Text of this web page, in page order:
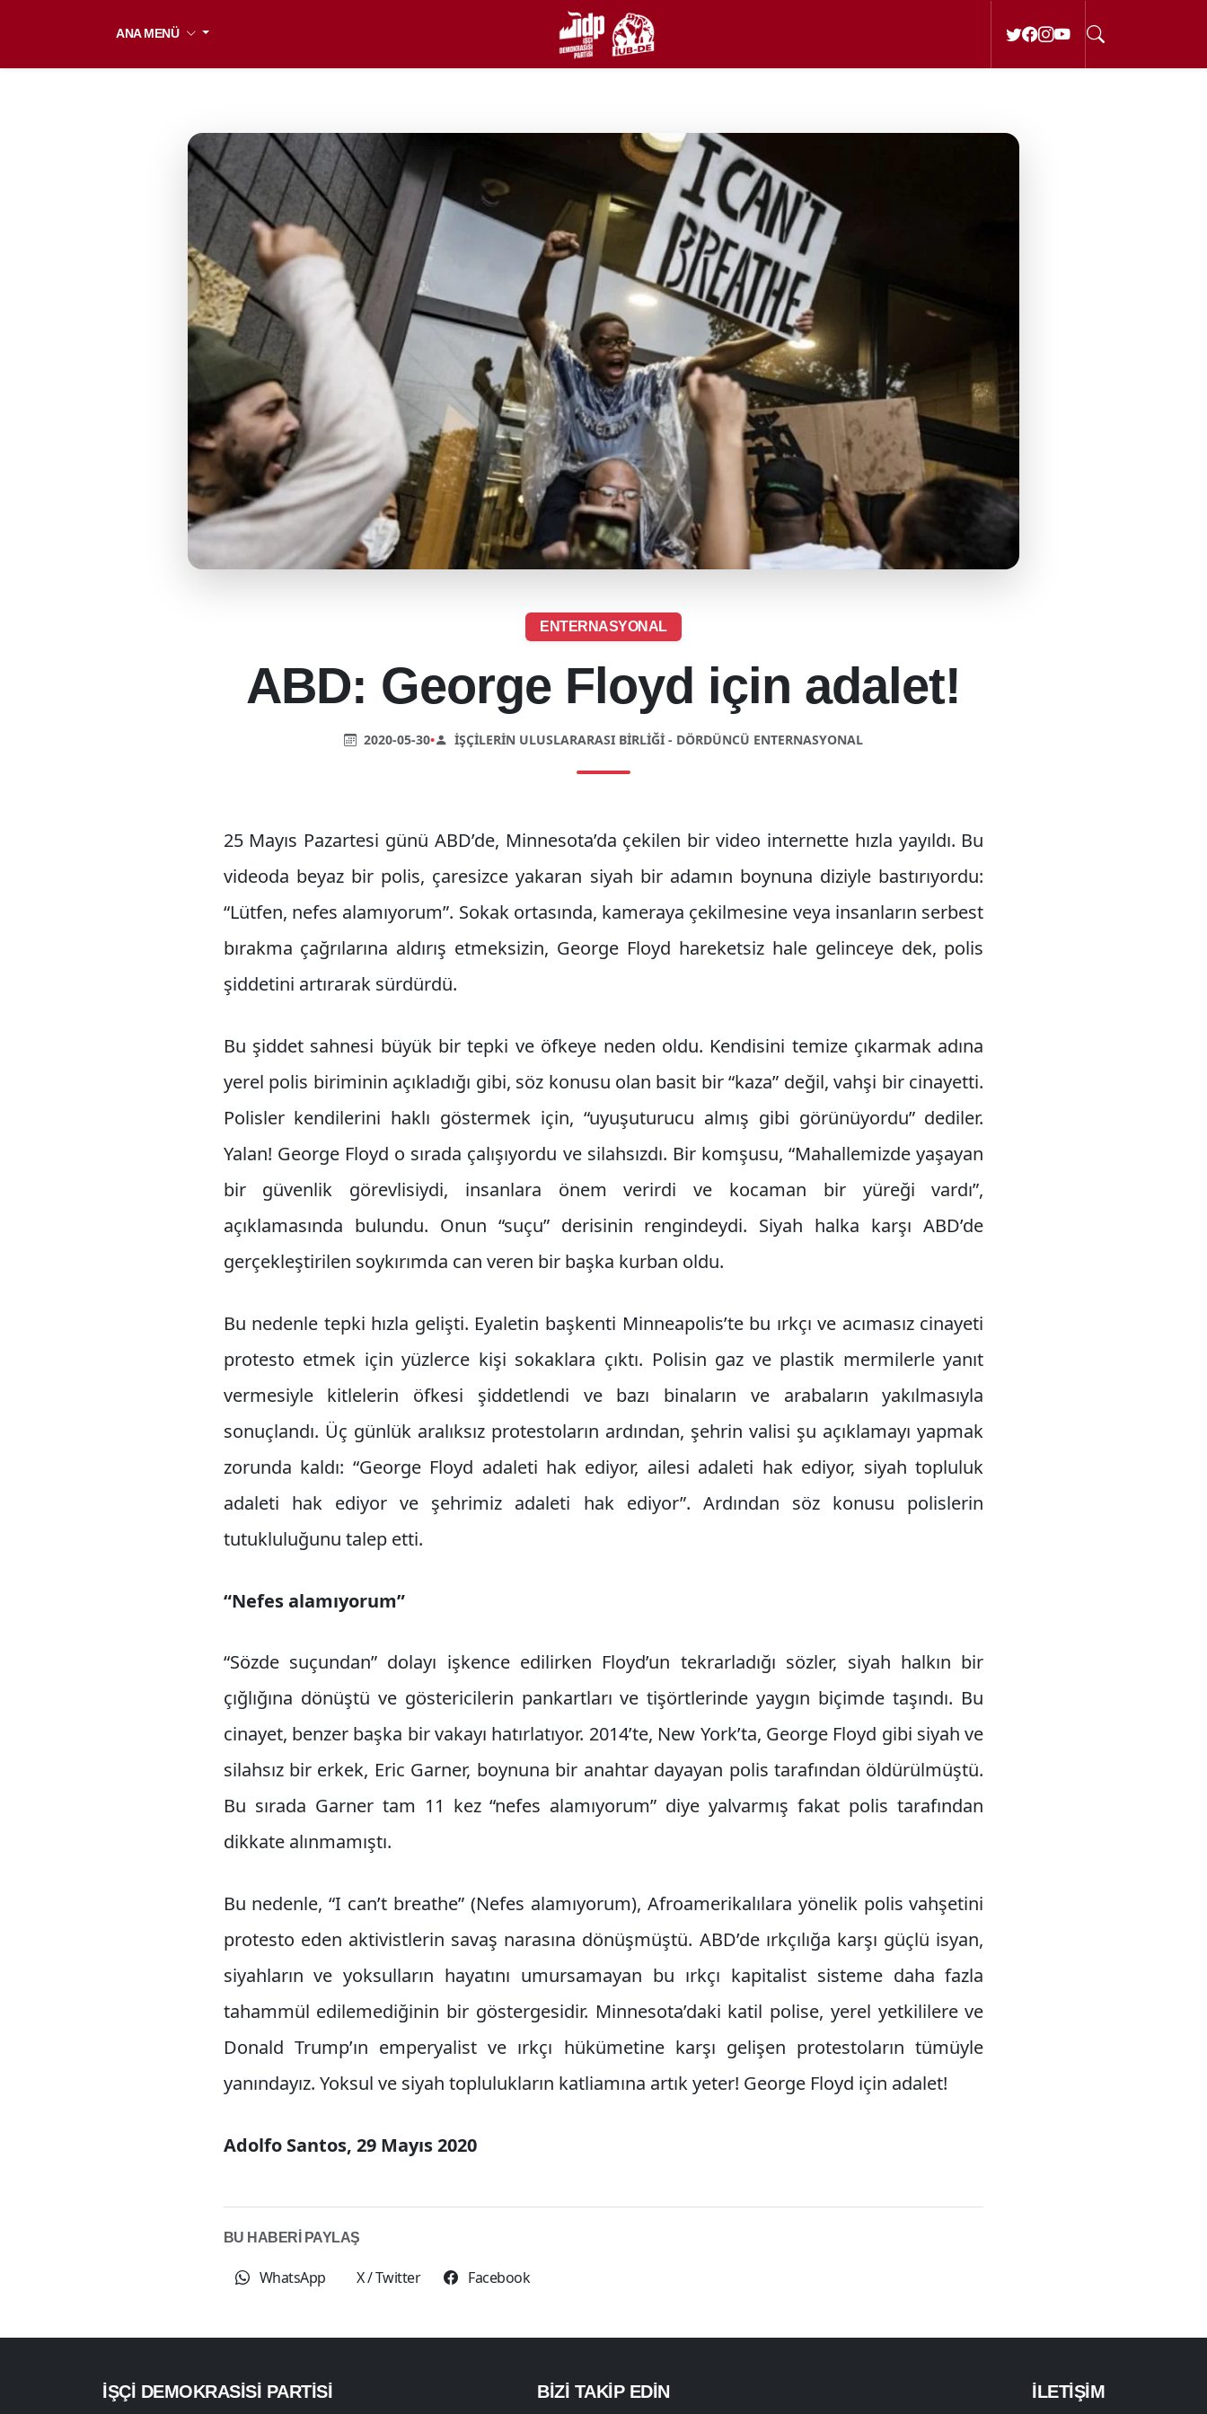
ANA MENÜ
ENTERNASYONAL
ABD: George Floyd için adalet!
2020-05-30• İŞÇILERIN ULUSLARARASI BIRLIĞI - DÖRDÜNCÜ ENTERNASYONAL
25 Mayıs Pazartesi günü ABD’de, Minnesota’da çekilen bir video internette hızla yayıldı. Bu
videoda beyaz bir polis, çaresizce yakaran siyah bir adamın boynuna diziyle bastırıyordu:
“Lütfen, nefes alamıyorum”. Sokak ortasında, kameraya çekilmesine veya insanların serbest
bırakma çağrılarına aldırış etmeksizin, George Floyd hareketsiz hale gelinceye dek, polis
şiddetini artırarak sürdürdü.
Bu şiddet sahnesi büyük bir tepki ve öfkeye neden oldu. Kendisini temize çıkarmak adına
yerel polis biriminin açıkladığı gibi, söz konusu olan basit bir “kaza” değil, vahşi bir cinayetti.
Polisler kendilerini haklı göstermek için, “uyuşuturucu almış gibi görünüyordu” dediler.
Yalan! George Floyd o sırada çalışıyordu ve silahsızdı. Bir komşusu, “Mahallemizde yaşayan
bir güvenlik görevlisiydi, insanlara önem verirdi ve kocaman bir yüreği vardı”,
açıklamasında bulundu. Onun “suçu” derisinin rengindeydi. Siyah halka karşı ABD’de
gerçekleştirilen soykırımda can veren bir başka kurban oldu.
Bu nedenle tepki hızla gelişti. Eyaletin başkenti Minneapolis’te bu ırkçı ve acımasız cinayeti
protesto etmek için yüzlerce kişi sokaklara çıktı. Polisin gaz ve plastik mermilerle yanıt
vermesiyle kitlelerin öfkesi şiddetlendi ve bazı binaların ve arabaların yakılmasıyla
sonuçlandı. Üç günlük aralıksız protestoların ardından, şehrin valisi şu açıklamayı yapmak
zorunda kaldı: “George Floyd adaleti hak ediyor, ailesi adaleti hak ediyor, siyah topluluk
adaleti hak ediyor ve şehrimiz adaleti hak ediyor”. Ardından söz konusu polislerin
tutukluluğunu talep etti.
“Nefes alamıyorum”
“Sözde suçundan” dolayı işkence edilirken Floyd’un tekrarladığı sözler, siyah halkın bir
çığlığına dönüştü ve göstericilerin pankartları ve tişörtlerinde yaygın biçimde taşındı. Bu
cinayet, benzer başka bir vakayı hatırlatıyor. 2014’te, New York’ta, George Floyd gibi siyah ve
silahsız bir erkek, Eric Garner, boynuna bir anahtar dayayan polis tarafından öldürülmüştü.
Bu sırada Garner tam 11 kez “nefes alamıyorum” diye yalvarmış fakat polis tarafından
dikkate alınmamıştı.
Bu nedenle, “I can’t breathe” (Nefes alamıyorum), Afroamerikalılara yönelik polis vahşetini
protesto eden aktivistlerin savaş narasına dönüşmüştü. ABD’de ırkçılığa karşı güçlü isyan,
siyahların ve yoksulların hayatını umursamayan bu ırkçı kapitalist sisteme daha fazla
tahammül edilemediğinin bir göstergesidir. Minnesota’daki katil polise, yerel yetkililere ve
Donald Trump’ın emperyalist ve ırkçı hükümetine karşı gelişen protestoların tümüyle
yanındayız. Yoksul ve siyah toplulukların katliamına artık yeter! George Floyd için adalet!
Adolfo Santos, 29 Mayıs 2020
BU HABERİ PAYLAŞ
WhatsApp X / Twitter Facebook
İŞÇI DEMOKRASISI PARTISI BİZİ TAKİP EDİN İLETİŞİM